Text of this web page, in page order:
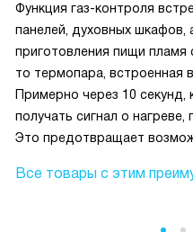
Функция газ-контроля
панелей, духовных шкафов,
приготовления пищи пламя
то термопара, встроенная
Примерно через 10 секунд,
получать сигнал о
Это предотвращает
Все товары с этим